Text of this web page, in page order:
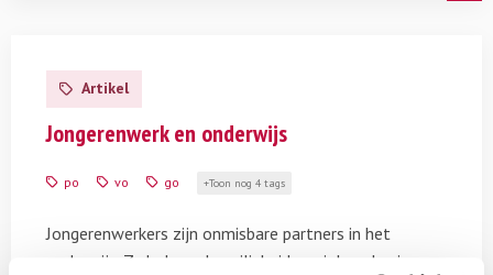
meer
Jongerenwerk
onderwijs
Artikel
Jongerenwerk en onderwijs
po vo go Toon nog 4 tags
Jongerenwerkers zijn onmisbare partners in het
onderwijs. Ze helpen de veiligheid, sociale cohesie en